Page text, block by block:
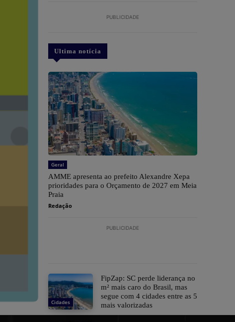
PUBLICIDADE
Ultima notícia
Geral
AMME apresenta ao prefeito Alexandre Xepa
prioridades para o Orçamento de 2027 em Meia
Praia
Redação
PUBLICIDADE
Cidades
FipZap: SC perde liderança no
m² mais caro do Brasil, mas
segue com 4 cidades entre as 5
mais valorizadas